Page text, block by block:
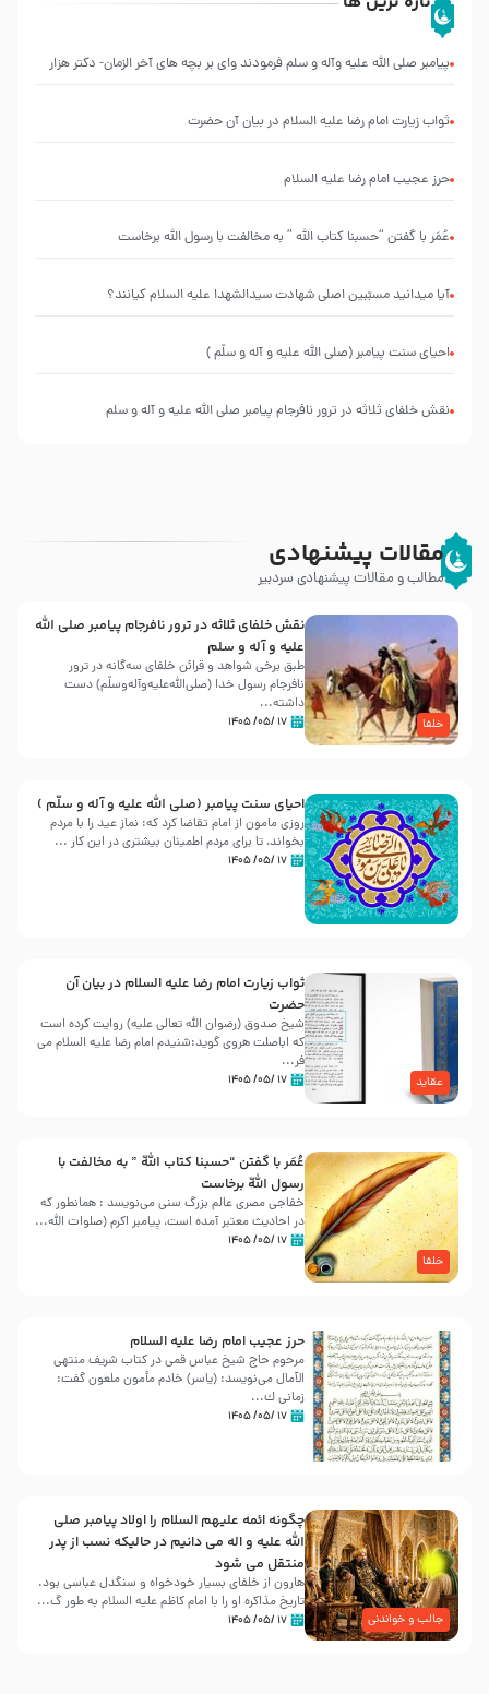
پیامبر صلی الله علیه وآله و سلم فرمودند وای بر بچه های آخر الزمان- دکتر هزار
ثواب زیارت امام رضا علیه السلام در بیان آن حضرت
حرز عجیب امام رضا علیه السلام
عُمَر با گفتن “حسبنا كتاب اللّه ” به مخالفت با رسول اللّه برخاست
آیا میدانید مسبّبین اصلی شهادت سیدالشهدا علیه ‌السلام کیانند؟
احیای سنت پیامبر (صلی الله علیه و آله و سلّم )
نقش خلفای ثلاثه در ترور نافرجام پیامبر صلی الله علیه و آله و سلم
مقالات پیشنهادی
مطالب و مقالات پیشنهادی سردبیر
خلفا
نقش خلفای ثلاثه در ترور نافرجام پیامبر صلی الله
علیه و آله و سلم
طبق برخی شواهد و قرائن خلفای سه‌گانه در ترور
نافرجام رسول خدا (صلی‌الله‌علیه‌و‌آله‌وسلّم) دست
داشته‌...
۱۷ /۰۵/ ۱۴۰۵
احیای سنت پیامبر (صلی الله علیه و آله و سلّم )
روزی مامون از امام تقاضا کرد که: نماز عید را با مردم
بخواند، تا برای مردم اطمینان بیشتری در این کار ...
۱۷ /۰۵/ ۱۴۰۵
عقاید
ثواب زیارت امام رضا علیه السلام در بیان آن
حضرت
شیخ صدوق (رضوان الله تعالی علیه) روایت کرده است
که اباصلت هروی گوید:شنیدم امام رضا علیه السلام می
فر...
۱۷ /۰۵/ ۱۴۰۵
خلفا
عُمَر با گفتن “حسبنا كتاب اللّه ” به مخالفت با
رسول اللّه برخاست
خفاجی مصری عالم بزرگ سنی می‌نویسد : همانطور که
در احادیث معتبر آمده است، پیامبر اکرم (صلوات اللّه...
۱۷ /۰۵/ ۱۴۰۵
حرز عجیب امام رضا علیه السلام
مرحوم حاج شیخ عباس قمی در کتاب شریف منتهی
الآمال می‌نویسد: (ياسر) خادم مأمون ملعون گفت:
زمانى ك...
۱۷ /۰۵/ ۱۴۰۵
جالب و خواندنی
چگونه ائمه علیهم السلام را اولاد پیامبر صلی
الله علیه و اله می دانیم در حالیکه نسب از پدر
منتقل می شود
هارون از خلفای بسیار خودخواه و سنگدل عباسی بود.
تاریخ مذاکره او را با امام کاظم علیه السلام به طور گ...
۱۷ /۰۵/ ۱۴۰۵